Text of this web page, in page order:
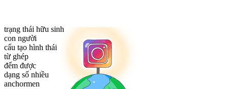
trạng thái hữu sinh
con người
cấu tạo hình thái
từ ghép
đếm được
dạng số nhiều
anchormen